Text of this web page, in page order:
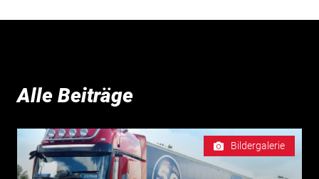
Alle Beiträge
Bildergalerie